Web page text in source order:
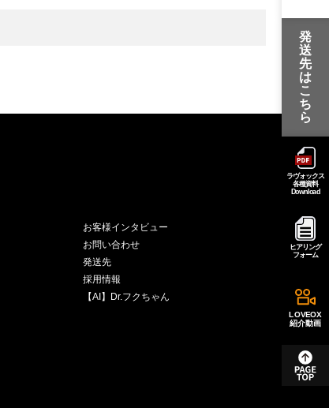
発
送
先
は
こ
ち
ら
ラヴォックス
各種資料
Download
ヒアリング
フォーム
LOVEOX
紹介動画
お客様インタビュー
お問い合わせ
発送先
採用情報
【AI】Dr.フクちゃん